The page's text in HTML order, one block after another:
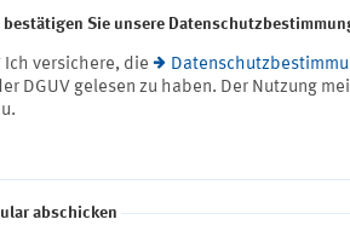
Sie unsere
Ich versichere, die
DGUV gelesen zu haben. Der Nutzung
abschicken